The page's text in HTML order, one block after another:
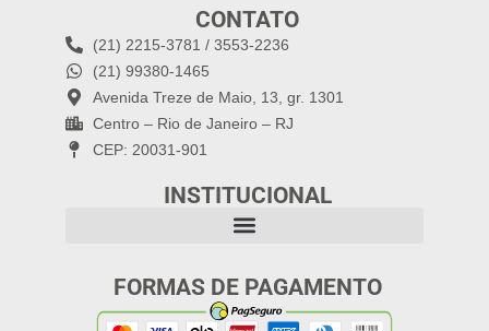
CONTATO
(21) 2215-3781 / 3553-2236
(21) 99380-1465
Avenida Treze de Maio, 13, gr. 1301
Centro – Rio de Janeiro – RJ
CEP: 20031-901
INSTITUCIONAL
FORMAS DE PAGAMENTO